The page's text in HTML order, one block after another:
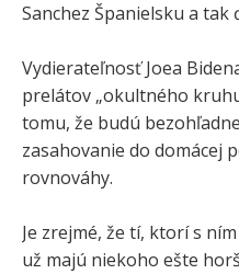
Sanchez Španielsku a tak
Vydierateľnosť Joea
prelátov „okultného
tomu, že budú
zasahovanie do domácej
rovnováhy.
Je zrejmé, že tí, ktorí s
už majú niekoho ešte